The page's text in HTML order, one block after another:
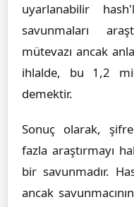
uyarlanabilir
savunmaları
mütevazı ancak
ihlalde, bu 1,2
demektir.
Sonuç olarak,
fazla araştırmayı
bir savunmadır.
ancak